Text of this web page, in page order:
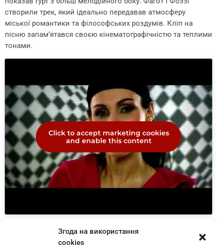
Згода на використання
cookies
створили трек, який ідеально передавав атмосферу
міської романтики та філософських роздумів. Кліп на
пісню запам’ятався своєю кінематографічністю та теплими
тонами.
Click to accept marketing cookies
and enable this content
Крихітка Цахес — На Першому Місці.
та іронічний текст про пріоритети у стосунках зробили цей